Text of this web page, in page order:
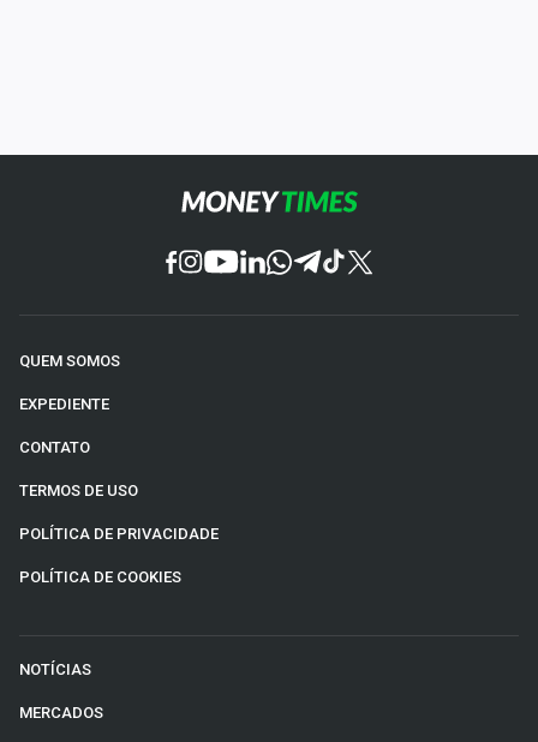
QUEM SOMOS
EXPEDIENTE
CONTATO
TERMOS DE USO
POLÍTICA DE PRIVACIDADE
POLÍTICA DE COOKIES
NOTÍCIAS
MERCADOS